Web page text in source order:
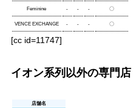
Feminine - - - 〇
VENCE EXCHANGE - - - 〇
[cc id=11747]
イオン系列以外の専門店
店舗名